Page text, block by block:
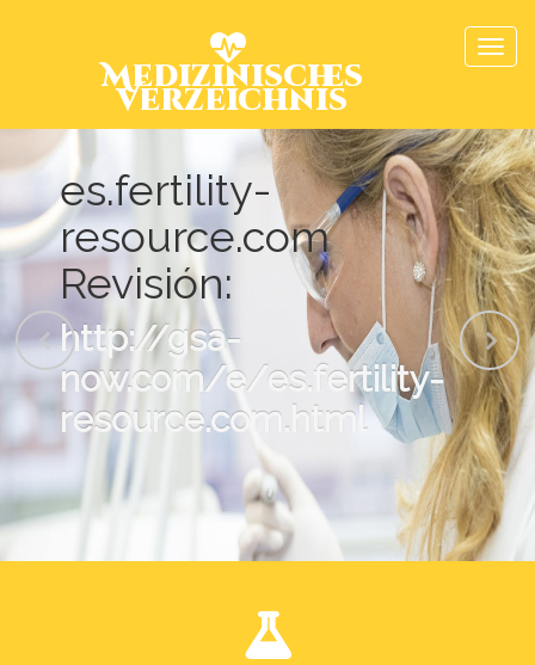
Medizinisches
Verzeichnis
es.fertility-
resource.com
Revisión:
http://gsa-
now.com/e/es.fertility-
resource.com.html